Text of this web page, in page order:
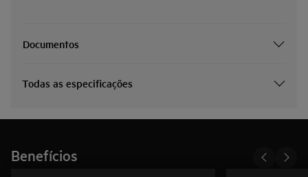
Documentos
Todas as especificações
Benefícios